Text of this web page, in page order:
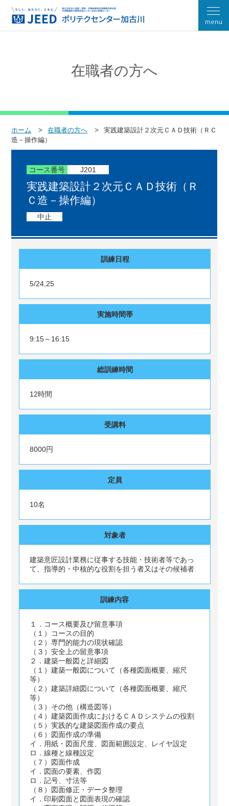
在職者の方へ
ホーム 在職者の方へ
実践建築設計２次元ＣＡＤ技術（ＲＣ
造－操作編）
コース番号 J201
実践建築設計２次元ＣＡＤ技術（Ｒ
Ｃ造－操作編）
中止
訓練日程
5/24,25
実施時間帯
9:15～16:15
総訓練時間
12時間
受講料
8000円
定員
10名
対象者
建築意匠設計業務に従事する技能・技術者等であっ
て、指導的・中核的な役割を担う者又はその候補者
訓練内容
１．コース概要及び留意事項
（１）コースの目的
（２）専門的能力の現状確認
（３）安全上の留意事項
２．建築一般図と詳細図
（１）建築一般図について（各種図面概要、縮尺
等）
（２）建築詳細図について（各種図面概要、縮尺
等）
（３）その他（構造図等）
（４）建築図面作成におけるＣＡＤシステムの役割
（５）実践的な建築図面作成の要点
（６）図面作成の準備
イ．用紙・図面尺度、図面範囲設定、レイヤ設定
ロ．線種と線種設定
（７）図面作成
イ．図面の要素、作図
ロ．記号、寸法等
（８）図面修正・データ整理
イ．印刷図面と図面表現の確認